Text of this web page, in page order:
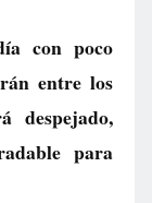
con poco
entre los
despejado,
para